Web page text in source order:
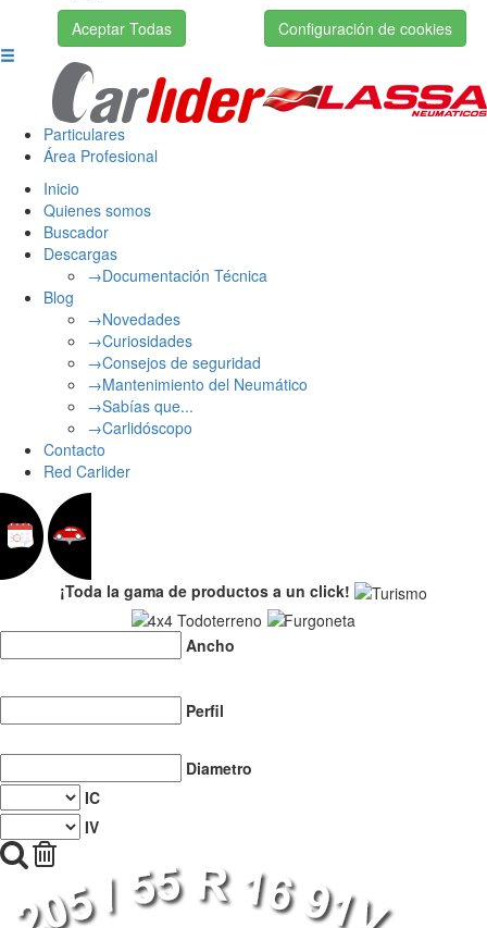
Aceptar Todas
Configuración de cookies
Particulares
Área Profesional
Inicio
Quienes somos
Buscador
Descargas
→Documentación Técnica
Blog
→Novedades
→Curiosidades
→Consejos de seguridad
→Mantenimiento del Neumático
→Sabías que...
→Carlidóscopo
Contacto
Red Carlider
¡Toda la gama de productos a un click!
Ancho
Perfil
Diametro
IC
IV